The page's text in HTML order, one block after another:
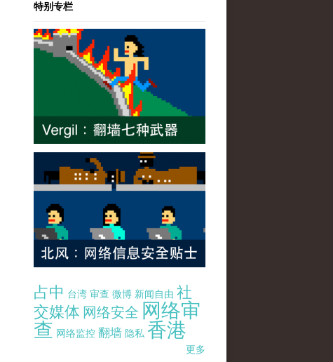
特别专栏
占中 台湾 审查 微博 新闻自由 社
交媒体 网络安全 网络审
查 网络监控 翻墙 隐私 香港
更多